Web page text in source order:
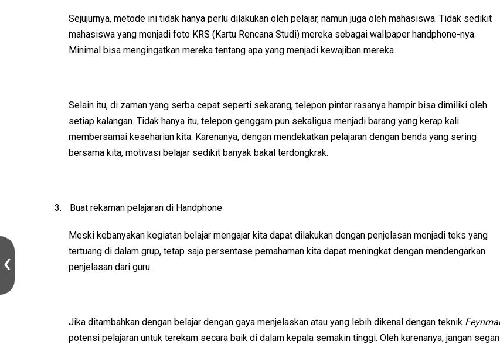
Sejujurnya, metode ini tidak hanya perlu dilakukan oleh pelajar, namun juga oleh mahasiswa. Tidak sedikit
mahasiswa yang menjadi foto KRS (Kartu Rencana Studi) mereka sebagai wallpaper handphone-nya.
Minimal bisa mengingatkan mereka tentang apa yang menjadi kewajiban mereka.
Selain itu, di zaman yang serba cepat seperti sekarang, telepon pintar rasanya hampir bisa dimiliki oleh
setiap kalangan. Tidak hanya itu, telepon genggam pun sekaligus menjadi barang yang kerap kali
membersamai keseharian kita. Karenanya, dengan mendekatkan pelajaran dengan benda yang sering
bersama kita, motivasi belajar sedikit banyak bakal terdongkrak.
3. Buat rekaman pelajaran di Handphone
Meski kebanyakan kegiatan belajar mengajar kita dapat dilakukan dengan penjelasan menjadi teks yang
tertuang di dalam grup, tetap saja persentase pemahaman kita dapat meningkat dengan mendengarkan
penjelasan dari guru.
Jika ditambahkan dengan belajar dengan gaya menjelaskan atau yang lebih dikenal dengan teknik
potensi pelajaran untuk terekam secara baik di dalam kepala semakin tinggi. Oleh karenanya, jangan segan